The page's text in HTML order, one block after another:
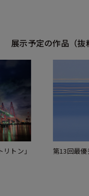
展示予定の作品（抜
トン」 第13回最